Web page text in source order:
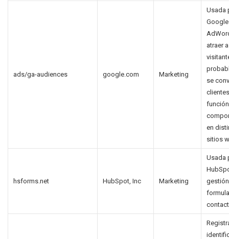
ads/ga-audiences google.com Marketing
Usada
Google
atraer
se
en
sitios
hsforms.net HubSpot, Inc Marketing
Usada